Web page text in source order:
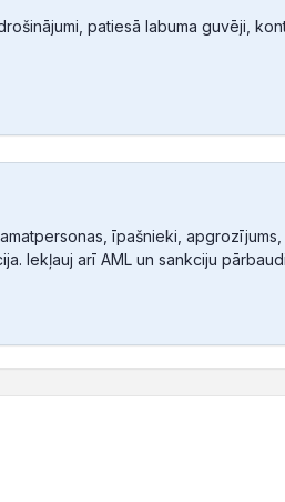
patiesā labuma guvēji,
īpašnieki,
Iekļauj arī AML un sankciju